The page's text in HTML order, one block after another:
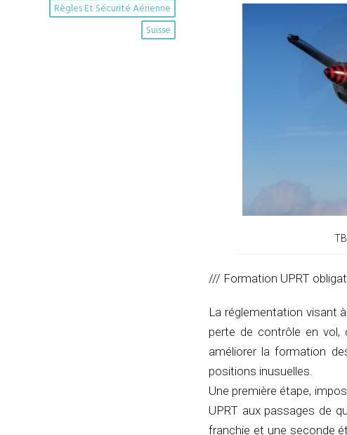
Règles Et Sécurité Aérienne
Suisse
/// Formation UPRT
La réglementation visant
perte de contrôle en vol,
améliorer la formation
positions inusuelles.
Une première étape,
UPRT aux passages de
franchie et une seconde